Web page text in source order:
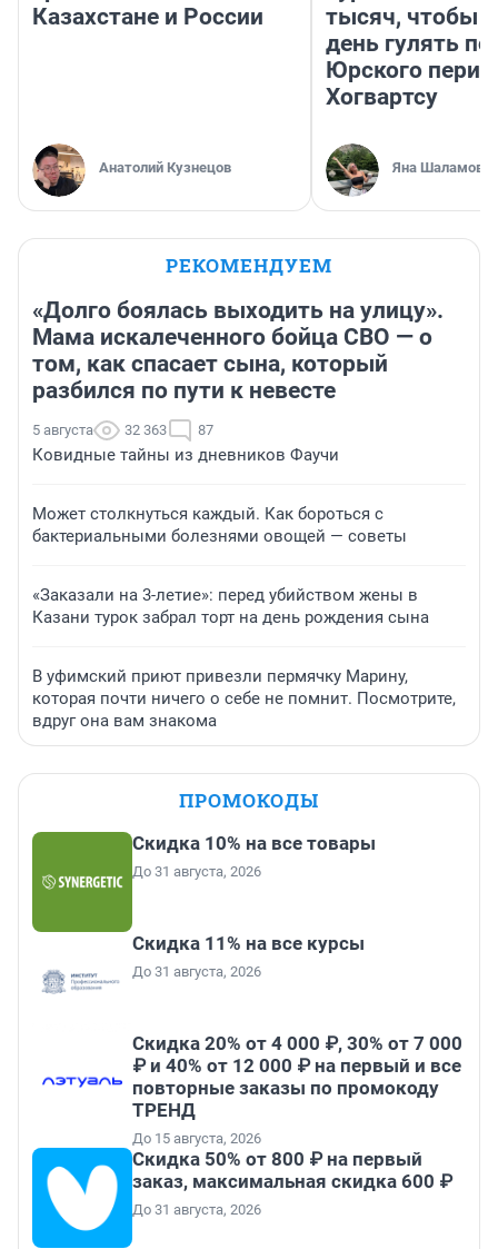
Казахстане и России
Анатолий Кузнецов
тысяч, чтобы
день гулять по
Юрского
Хогвартсу
Яна Шаламова
РЕКОМЕНДУЕМ
«Долго боялась выходить на улицу».
Мама искалеченного бойца СВО — о
том, как спасает сына, который
разбился по пути к невесте
5 августа 32 363 87
Ковидные тайны из дневников Фаучи
Может столкнуться каждый. Как бороться с
бактериальными болезнями овощей — советы
«Заказали на 3-летие»: перед убийством жены в
Казани турок забрал торт на день рождения сына
В уфимский приют привезли пермячку Марину,
которая почти ничего о себе не помнит. Посмотрите,
вдруг она вам знакома
ПРОМОКОДЫ
Скидка 10% на все товары
До 31 августа, 2026
Скидка 11% на все курсы
До 31 августа, 2026
Скидка 20% от 4 000 ₽, 30% от 7 000
₽ и 40% от 12 000 ₽ на первый и все
повторные заказы по промокоду
ТРЕНД
До 15 августа, 2026
Скидка 50% от 800 ₽ на первый
заказ, максимальная скидка 600 ₽
До 31 августа, 2026